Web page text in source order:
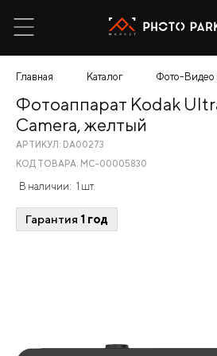
Главная Каталог Фото-Видео
Фотоаппарат Kodak
Camera, желтый
АРТИКУЛ: DA00273
КОД ТОВАРА: МС-00005830
В наличии: 1 шт.
Гарантия 1 год